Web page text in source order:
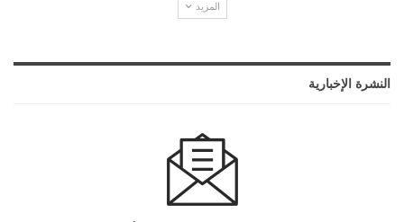
المزيد
النشرة الإخبارية